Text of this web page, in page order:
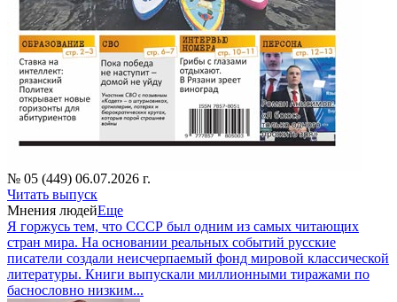
№ 05 (449) 06.07.2026 г.
Читать выпуск
Мнения людейЕще
Я горжусь тем, что СССР был одним из самых читающих
стран мира. На основании реальных событий русские
писатели создали неисчерпаемый фонд мировой классической
литературы. Книги выпускали миллионными тиражами по
баснословно низким...